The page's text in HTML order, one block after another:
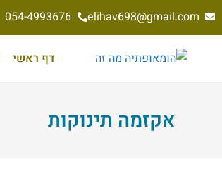
elihav698@gmail.com
054-4993676
דף ראשי
אקזמה תינוקות